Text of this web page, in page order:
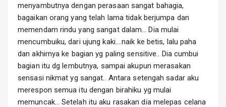
menyambutnya dengan perasaan sangat bahagia,
bagaikan orang yang telah lama tidak berjumpa dan
memendam rindu yang sangat dalam… Dia mulai
mencumbuiku, dari ujung kaki….naik ke betis, lalu paha
dan akhirnya ke bagian yg paling sensitive.. Dia cumbui
bagian itu dg lembutnya, sampai akupun merasakan
sensasi nikmat yg sangat.. Antara setengah sadar aku
merespon semua itu dengan birahiku yg mulai
memuncak… Setelah itu aku rasakan dia melepas celana